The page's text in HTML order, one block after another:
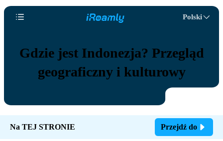
Polski
Gdzie jest Indonezja? Przegląd
geograficzny i kulturowy
Na TEJ STRONIE Przejdź do